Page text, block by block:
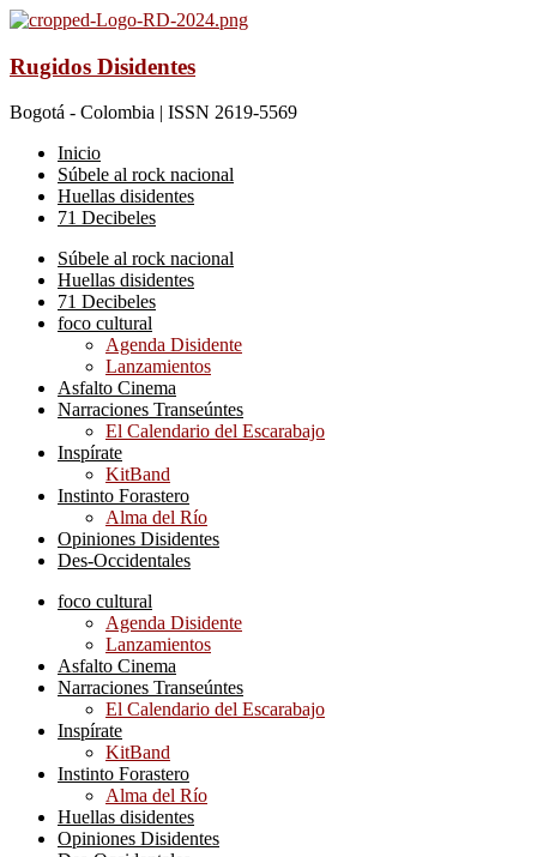
Rugidos Disidentes
Bogotá - Colombia | ISSN 2619-5569
Inicio
Súbele al rock nacional
Huellas disidentes
71 Decibeles
Súbele al rock nacional
Huellas disidentes
71 Decibeles
foco cultural
Agenda Disidente
Lanzamientos
Asfalto Cinema
Narraciones Transeúntes
El Calendario del Escarabajo
Inspírate
KitBand
Instinto Forastero
Alma del Río
Opiniones Disidentes
Des-Occidentales
foco cultural
Agenda Disidente
Lanzamientos
Asfalto Cinema
Narraciones Transeúntes
El Calendario del Escarabajo
Inspírate
KitBand
Instinto Forastero
Alma del Río
Huellas disidentes
Opiniones Disidentes